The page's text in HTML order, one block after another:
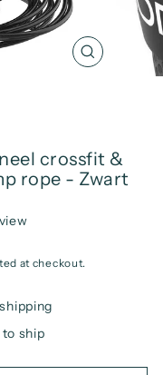
CLOSE
crossfit &
rope - Zwart
at checkout.
ship